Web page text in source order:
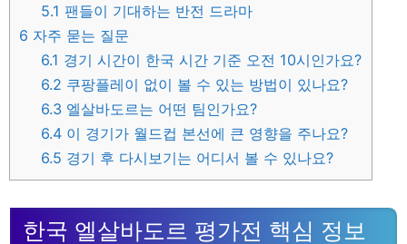
5.1 팬들이 기대하는 반전 드라마
6 자주 묻는 질문
6.1 경기 시간이 한국 시간 기준 오전 10시인가요?
6.2 쿠팡플레이 없이 볼 수 있는 방법이 있나요?
6.3 엘살바도르는 어떤 팀인가요?
6.4 이 경기가 월드컵 본선에 큰 영향을 주나요?
6.5 경기 후 다시보기는 어디서 볼 수 있나요?
한국 엘살바도르 평가전 핵심 정보